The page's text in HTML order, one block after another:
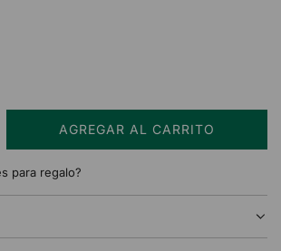
AGREGAR AL CARRITO
C
G
N
para regalo?